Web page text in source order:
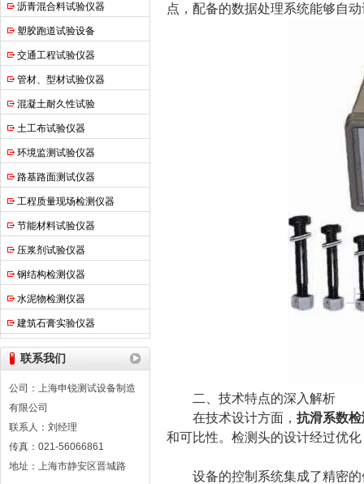
沥青混合料试验仪器
塑胶跑道试验设备
交通工程试验仪器
管材、型材试验仪器
混凝土耐久性试验
土工布试验仪器
环境监测试验仪器
路基路面测试仪器
工程质量现场检测仪器
节能材料试验仪器
压浆剂试验仪器
钢结构检测仪器
水泥物检测仪器
建筑石膏实验仪器
联系我们
公司：上海申锐测试设备制造
有限公司
联系人：刘经理
传真：021-56066861
地址：上海市静安区晋城路
点，配备的数据处理系统能够自
​​二、技术特点的深入解析​​
在技术设计方面， 抗滑系数
和可比性。检测头的设计经过优
设备的控制系统集成了精密的